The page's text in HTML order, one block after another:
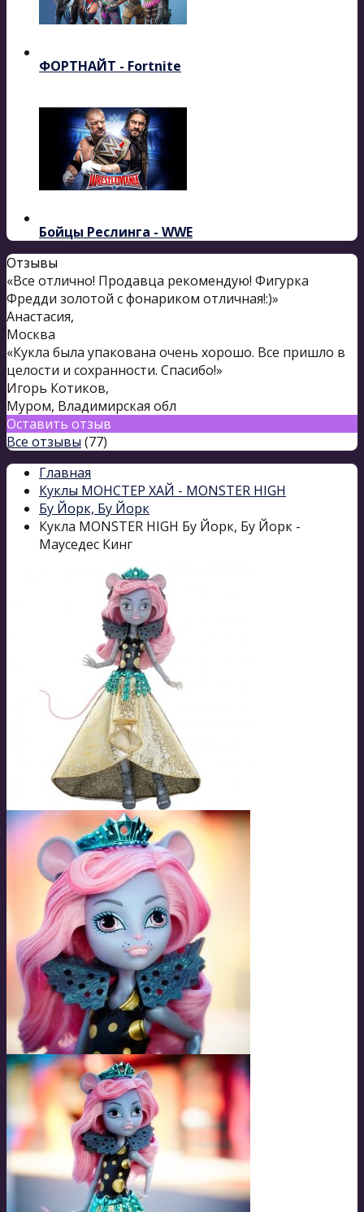
ФОРТНАЙТ - Fortnite
Бойцы Реслинга - WWE
Отзывы
«Все отлично! Продавца рекомендую! Фигурка
Фредди золотой с фонариком отличная!:)»
Анастасия,
Москва
«Кукла была упакована очень хорошо. Все пришло в
целости и сохранности. Спасибо!»
Игорь Котиков,
Муром, Владимирская обл
Оставить отзыв
Все отзывы (77)
Главная
Куклы МОНСТЕР ХАЙ - MONSTER HIGH
Бу Йорк, Бу Йорк
Кукла MONSTER HIGH Бу Йорк, Бу Йорк -
Мауседес Кинг